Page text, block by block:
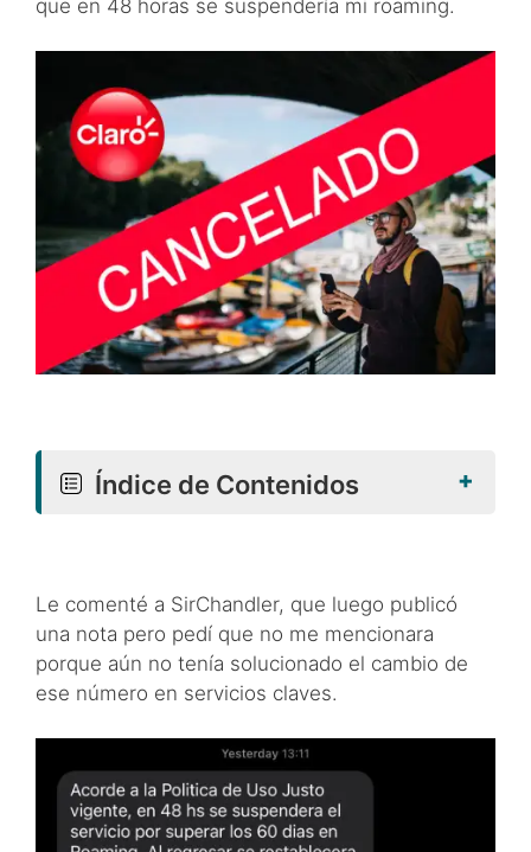
que en 48 horas se suspendería mi roaming.
Índice de Contenidos +
Le comenté a SirChandler, que luego publicó
una nota pero pedí que no me mencionara
porque aún no tenía solucionado el cambio de
ese número en servicios claves.